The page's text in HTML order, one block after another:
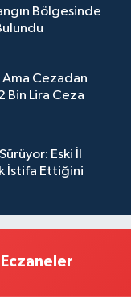
Bölgesinde
Ama Cezadan
Bin Lira Ceza
Eski İl
İstifa Ettiğini